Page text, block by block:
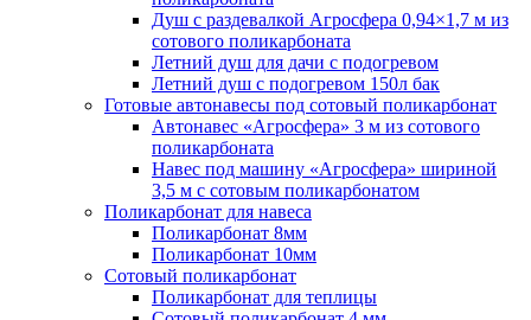
Душ с раздевалкой Агросфера 0,94×1,7 м из
сотового поликарбоната
Летний душ для дачи с подогревом
Летний душ с подогревом 150л бак
Готовые автонавесы под сотовый поликарбонат
Автонавес «Агросфера» 3 м из сотового
поликарбоната
Навес под машину «Агросфера» шириной
3,5 м с сотовым поликарбонатом
Поликарбонат для навеса
Поликарбонат 8мм
Поликарбонат 10мм
Сотовый поликарбонат
Поликарбонат для теплицы